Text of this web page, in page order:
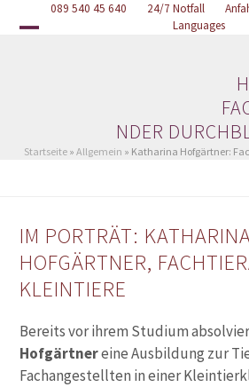
089 540 45 640 24/7 Notfall
Languages
NDER
Startseite» Allgemein » Katharina Hofgärtner:
IM PORTRÄT:
HOFGÄRTNER,
KLEINTIERE
Bereits vor ihrem Studium
Hofgärtnereine Ausbildung zur
Fachangestellten in einer